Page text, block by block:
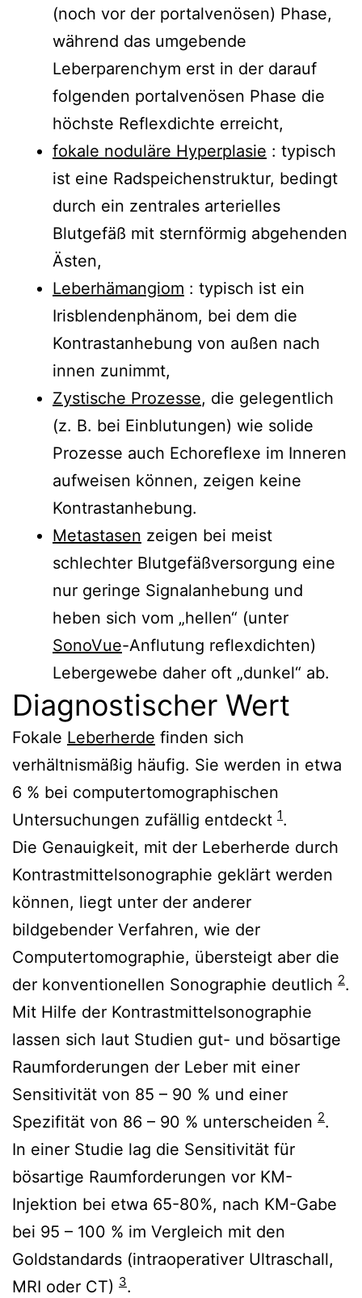
(noch vor der portalvenösen) Phase,
während das umgebende
Leberparenchym erst in der darauf
folgenden portalvenösen Phase die
höchste Reflexdichte erreicht,
fokale noduläre Hyperplasie : typisch
ist eine Radspeichenstruktur, bedingt
durch ein zentrales arterielles
Blutgefäß mit sternförmig abgehenden
Ästen,
Leberhämangiom : typisch ist ein
Irisblendenphänom, bei dem die
Kontrastanhebung von außen nach
innen zunimmt,
Zystische Prozesse, die gelegentlich
(z. B. bei Einblutungen) wie solide
Prozesse auch Echoreflexe im Inneren
aufweisen können, zeigen keine
Kontrastanhebung.
Metastasen zeigen bei meist
schlechter Blutgefäßversorgung eine
nur geringe Signalanhebung und
heben sich vom „hellen“ (unter
SonoVue-Anflutung reflexdichten)
Lebergewebe daher oft „dunkel“ ab.
Diagnostischer Wert
Fokale Leberherde finden sich
verhältnismäßig häufig. Sie werden in etwa
6 % bei computertomographischen
Untersuchungen zufällig entdeckt 1.
Die Genauigkeit, mit der Leberherde durch
Kontrastmittelsonographie geklärt werden
können, liegt unter der anderer
bildgebender Verfahren, wie der
Computertomographie, übersteigt aber die
der konventionellen Sonographie deutlich 2.
Mit Hilfe der Kontrastmittelsonographie
lassen sich laut Studien gut- und bösartige
Raumforderungen der Leber mit einer
Sensitivität von 85 – 90 % und einer
Spezifität von 86 – 90 % unterscheiden 2.
In einer Studie lag die Sensitivität für
bösartige Raumforderungen vor KM-
Injektion bei etwa 65-80%, nach KM-Gabe
bei 95 – 100 % im Vergleich mit den
Goldstandards (intraoperativer Ultraschall,
MRI oder CT) 3.